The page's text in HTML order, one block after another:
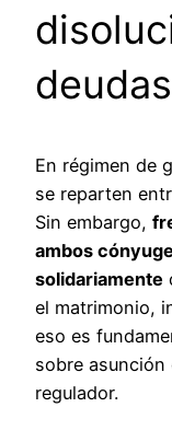
En régimen de
se reparten
Sin embargo,
ambos
solidariamente
el matrimonio,
eso es
sobre asunción
regulador.